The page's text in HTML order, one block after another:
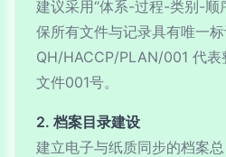
建议采用“体系-过程-类别-顺
保所有文件与记录具有唯一
QH/HACCP/PLAN/001 代表
文件001号。
2. 档案目录建设
建立电子与纸质同步的档案